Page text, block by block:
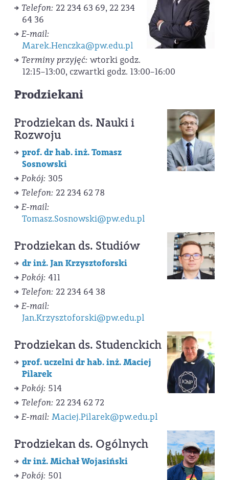
Telefon: 22 234 63 69, 22 234
64 36
E-mail:
Marek.Henczka@pw.edu.pl
Terminy przyjęć: wtorki godz.
12:15–13:00, czwartki godz. 13:00–16:00
Prodziekani
Prodziekan ds. Nauki i
Rozwoju
prof. dr hab. inż. Tomasz
Sosnowski
Pokój: 305
Telefon: 22 234 62 78
E-mail:
Tomasz.Sosnowski@pw.edu.pl
Prodziekan ds. Studiów
dr inż. Jan Krzysztoforski
Pokój: 411
Telefon: 22 234 64 38
E-mail:
Jan.Krzysztoforski@pw.edu.pl
Prodziekan ds. Studenckich
prof. uczelni dr hab. inż. Maciej
Pilarek
Pokój: 514
Telefon: 22 234 62 72
E-mail: Maciej.Pilarek@pw.edu.pl
Prodziekan ds. Ogólnych
dr inż. Michał Wojasiński
Pokój: 501